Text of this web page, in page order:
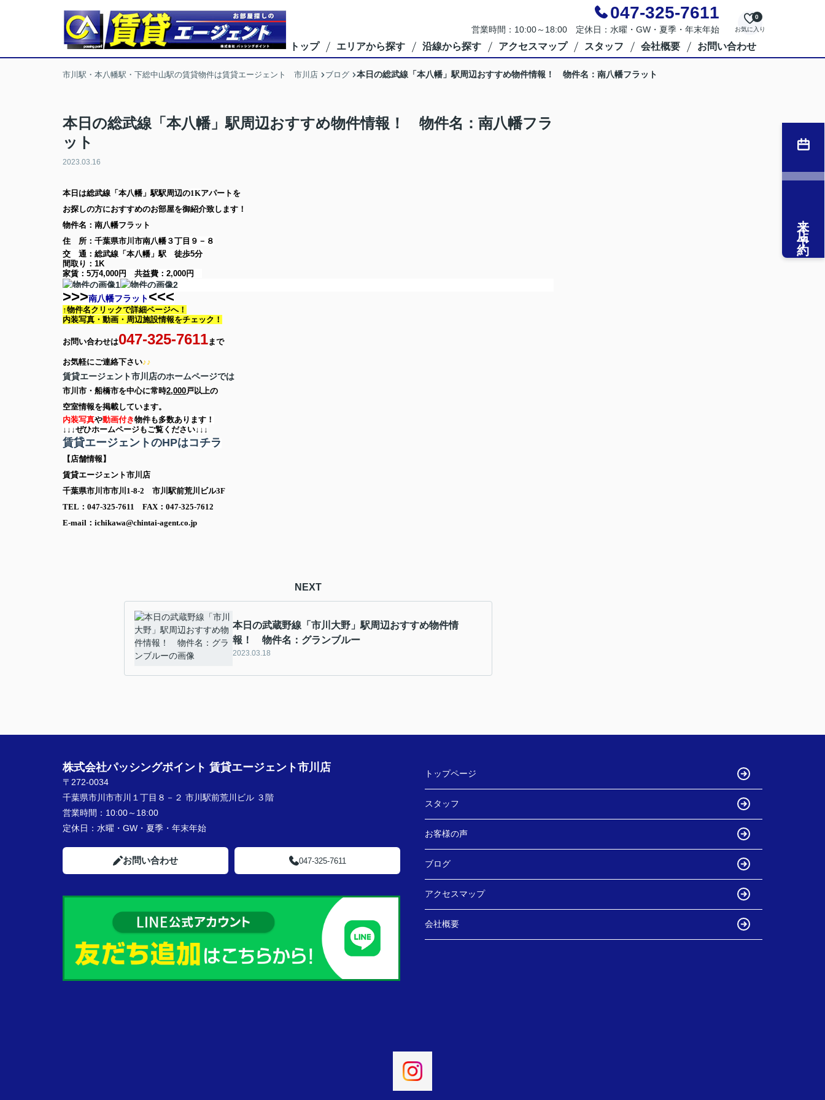
047-325-7611
営業時間：10:00～18:00 定休日：水曜・GW・夏季・年末年始 お気に入り
0
トップ エリアから探す 沿線から探す アクセスマップ スタッフ 会社概要 お問い合わせ
市川駅・本八幡駅・下総中山駅の賃貸物件は賃貸エージェント 市川店 ブログ 本日の総武線「本八幡」駅周辺おすすめ物件情報！ 物件名：南八幡フラット
本日の総武線「本八幡」駅周辺おすすめ物件情報！ 物件名：南八幡フラ
ット
2023.03.16
本日は総武線「本八幡」駅駅周辺の1Kアパート を
お探しの方におすすめのお部屋を御紹介致します！
物件名：南八幡フラット
住 所： 千葉県市川市南八幡３丁目９－８
交 通：総武線「本八幡」駅 徒歩5分
間取り： 1K
家賃： 5万4,000円 共益費： 2,000円
>>>南八幡フラット<<<
↑物件名クリックで詳細ページへ！
内装写真・動画・ 周辺施設情報をチェック！
お問い合わせは047-325-7611まで
お気軽にご連絡下さい♪♪
賃貸エージェント市川店のホームページでは
市川市・船橋市を中心に常時2,000戸以上の
空室情報を掲載しています。
内装写真や動画付き物件も多数あります！
↓↓↓ぜひホームページもご覧ください↓↓↓
賃貸エージェントのHPはコチラ
【店舗情報】
賃貸エージェント市川店
千葉県市川市市川1-8-2 市川駅前荒川ビル3F
TEL：047-325-7611 FAX：047-325-7612
E-mail：ichikawa@chintai-agent.co.jp
NEXT
本日の武蔵野線「市川大野」駅周辺おすすめ物件情
報！ 物件名：グランブルー
2023.03.18
来店予約
株式会社パッシングポイント 賃貸エージェント市川店
〒272-0034
千葉県市川市市川１丁目８－２ 市川駅前荒川ビル ３階
営業時間： 10:00～18:00
定休日： 水曜・GW・夏季・年末年始
お問い合わせ 047-325-7611
トップページ
スタッフ
お客様の声
ブログ
アクセスマップ
会社概要